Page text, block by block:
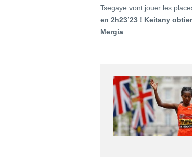
Tsegaye vont jouer les
en 2h23’23 ! Keitany
Mergia